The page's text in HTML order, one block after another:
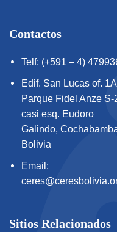
Contactos
Telf: (+591 – 4)
Edif. San Lucas of. 1A
Parque Fidel Anze S-
casi esq. Eudoro
Galindo,
Bolivia
Email:
Sitios Relacionados